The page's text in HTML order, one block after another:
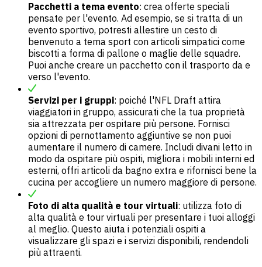
Pacchetti a tema evento: crea offerte speciali
pensate per l'evento. Ad esempio, se si tratta di un
evento sportivo, potresti allestire un cesto di
benvenuto a tema sport con articoli simpatici come
biscotti a forma di pallone o maglie delle squadre.
Puoi anche creare un pacchetto con il trasporto da e
verso l'evento.
Servizi per i gruppi: poiché l'NFL Draft attira
viaggiatori in gruppo, assicurati che la tua proprietà
sia attrezzata per ospitare più persone. Fornisci
opzioni di pernottamento aggiuntive se non puoi
aumentare il numero di camere. Includi divani letto in
modo da ospitare più ospiti, migliora i mobili interni ed
esterni, offri articoli da bagno extra e rifornisci bene la
cucina per accogliere un numero maggiore di persone.
Foto di alta qualità e tour virtuali: utilizza foto di
alta qualità e tour virtuali per presentare i tuoi alloggi
al meglio. Questo aiuta i potenziali ospiti a
visualizzare gli spazi e i servizi disponibili, rendendoli
più attraenti.